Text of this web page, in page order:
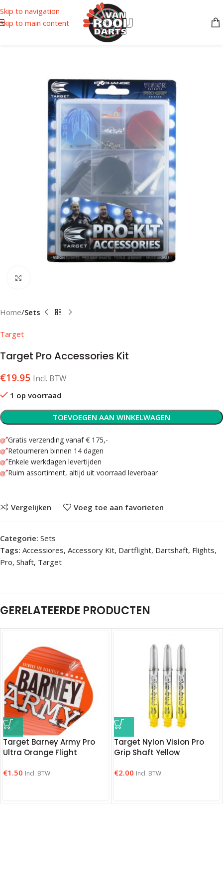
Skip to navigation
Skip to main content
Home Sets
Target
Target Pro Accessories Kit
€19.95 Incl. BTW
1 op voorraad
TOEVOEGEN AAN WINKELWAGEN
Gratis verzending vanaf € 175,-
Retourneren binnen 14 dagen
Enkele werkdagen levertijden
Ruim assortiment, altijd uit voorraad leverbaar
Vergelijken Voeg toe aan favorieten
Categorie: Sets
Tags: Accessiores, Accessory Kit, Dartflight, Dartshaft, Flights,
Pro, Shaft, Target
GERELATEERDE PRODUCTEN
Target Barney Army Pro
Ultra Orange Flight
€1.50 Incl. BTW
Target Nylon Vision Pro
Grip Shaft Yellow
€2.00 Incl. BTW